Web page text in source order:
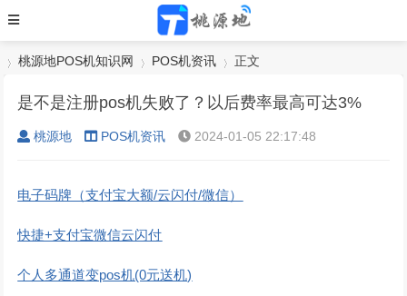
桃源地POS机知识网
›
POS机资讯
›
正文
是不是注册pos机失败了？以后费率最高可达3%
桃源地 POS机资讯 2024-01-05 22:17:48
电子码牌（支付宝大额/云闪付/微信）
快捷+支付宝微信云闪付
个人多通道变pos机(0元送机)